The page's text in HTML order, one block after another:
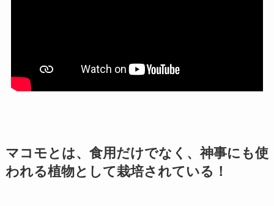
マコモとは、食用だけでなく、神事にも使
われる植物として栽培されている！